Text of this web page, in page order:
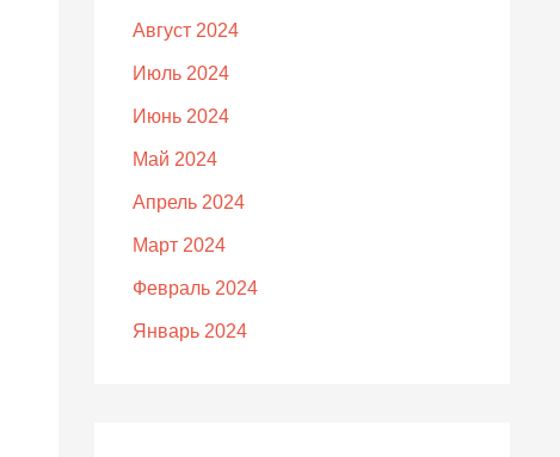
Август 2024
Июль 2024
Июнь 2024
Май 2024
Апрель 2024
Март 2024
Февраль 2024
Январь 2024